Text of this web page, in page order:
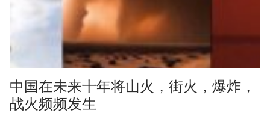
中国在未来十年将山火，街火，爆炸，
战火频频发生